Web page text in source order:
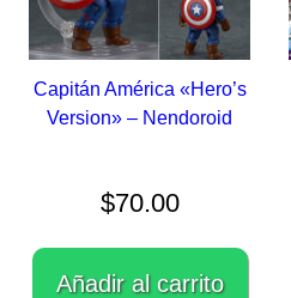
Capitán América «Hero’s
Version» – Nendoroid
$70.00
Añadir al carrito